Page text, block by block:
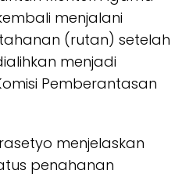
menjalani
(rutan) setelah
menjadi
Pemberantasan
menjelaskan
penahanan